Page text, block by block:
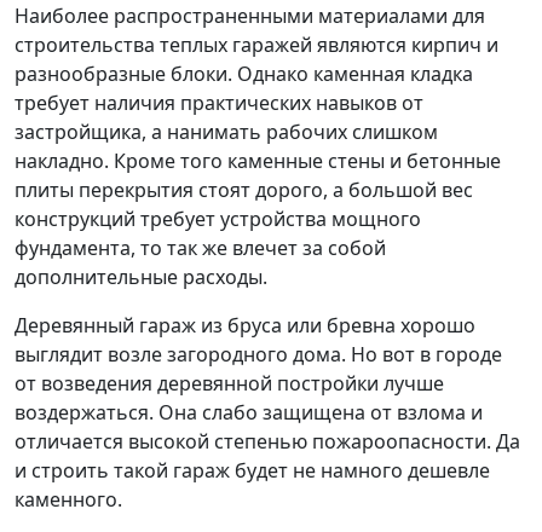
Наиболее распространенными материалами для
строительства теплых гаражей являются кирпич и
разнообразные блоки. Однако каменная кладка
требует наличия практических навыков от
застройщика, а нанимать рабочих слишком
накладно. Кроме того каменные стены и бетонные
плиты перекрытия стоят дорого, а большой вес
конструкций требует устройства мощного
фундамента, то так же влечет за собой
дополнительные расходы.
Деревянный гараж из бруса или бревна хорошо
выглядит возле загородного дома. Но вот в городе
от возведения деревянной постройки лучше
воздержаться. Она слабо защищена от взлома и
отличается высокой степенью пожароопасности. Да
и строить такой гараж будет не намного дешевле
каменного.